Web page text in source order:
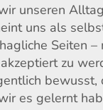
unseren
uns als
Seiten
zu
bewusst,
es gelernt